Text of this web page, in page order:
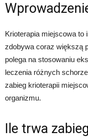
Krioterapia miejscowa to
zdobywa coraz większą
polega na stosowaniu
leczenia różnych
zabieg krioterapii
organizmu.
Ile trwa